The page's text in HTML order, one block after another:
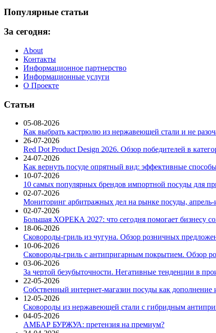
Популярные статьи
За сегодня:
About
Контакты
Информационное партнерство
Информационные услуги
О Проекте
Статьи
05-08-2026
Как выбрать кастрюлю из нержавеющей стали и не
26-07-2026
Red Dot Product Design 2026. Обзор победителей в
24-07-2026
Как вернуть посуде опрятный вид: эффективные
10-07-2026
10 самых популярных брендов импортной посуды для
02-07-2026
Мониторинг арбитражных дел на рынке посуды, апрель-
02-07-2026
Большая ХОРЕКА 2027: что сегодня помогает бизнесу
18-06-2026
Сковороды-гриль из чугуна. Обзор розничных
10-06-2026
Сковороды-гриль с антипригарным покрытием. Обзор
03-06-2026
За чертой безубыточности. Негативные тенденции в
22-05-2026
Собственный интернет-магазин посуды как дополнение
12-05-2026
Сковороды из нержавеющей стали с гибридным
04-05-2026
АМБАР БУРЖУА: претензия на премиум?